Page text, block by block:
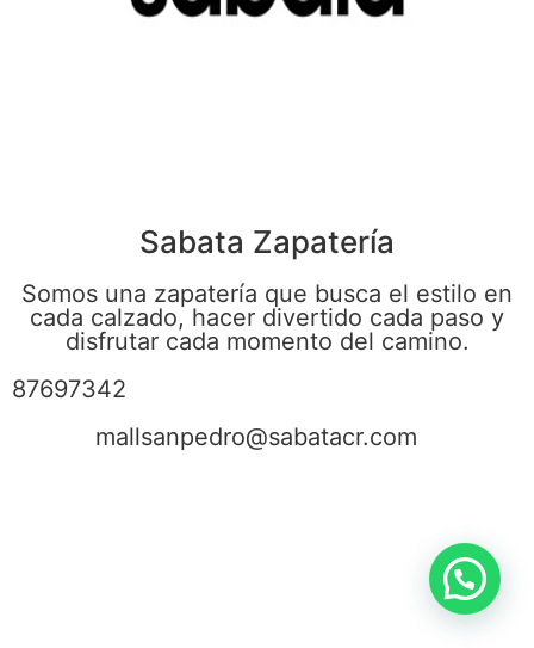
Sabata Zapatería
Somos una zapatería que busca el estilo en
cada calzado, hacer divertido cada paso y
disfrutar cada momento del camino.
87697342
mallsanpedro@sabatacr.com